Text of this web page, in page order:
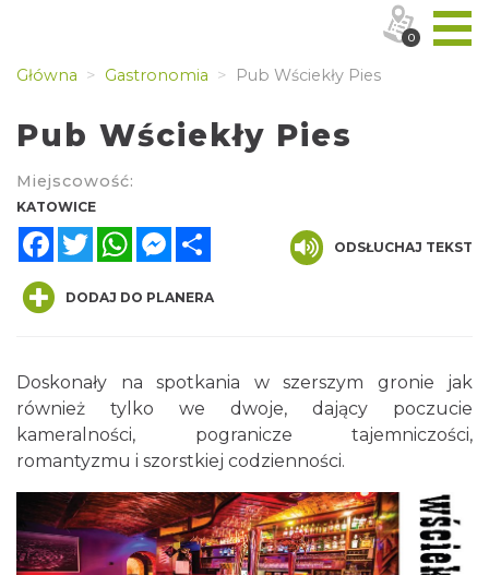
Główna Gastronomia Pub Wściekły Pies
Pub Wściekły Pies
Miejscowość:
KATOWICE
FacebookTwitterWhatsAppMessenger
ODSŁUCHAJ TEKST
DODAJ DO PLANERA
Doskonały na spotkania w szerszym gronie jak
również tylko we dwoje, dający poczucie
kameralności, pogranicze tajemniczości,
romantyzmu i szorstkiej codzienności.
0